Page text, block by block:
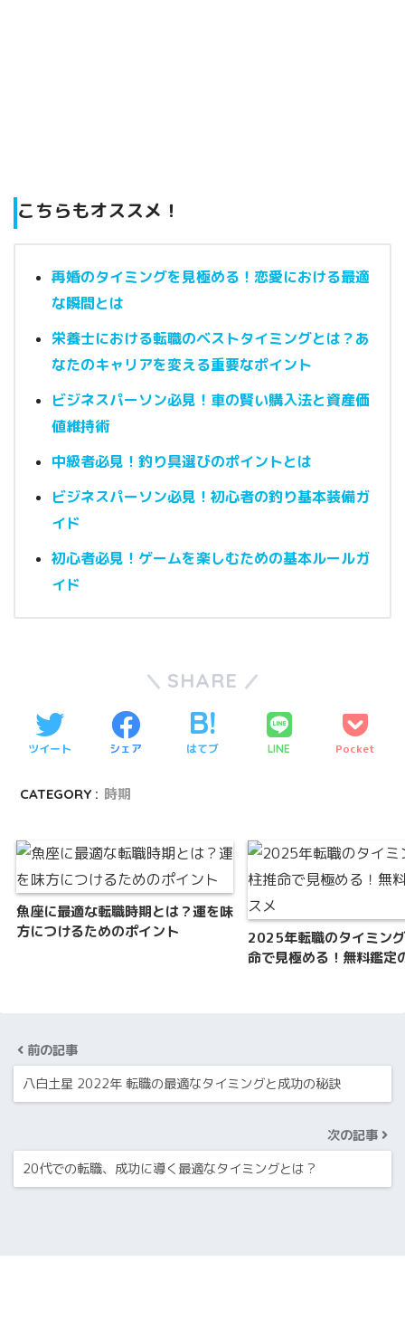
こちらもオススメ！
再婚のタイミングを見極める！恋愛における最適
な瞬間とは
栄養士における転職のベストタイミングとは？あ
なたのキャリアを変える重要なポイント
ビジネスパーソン必見！車の賢い購入法と資産価
値維持術
中級者必見！釣り具選びのポイントとは
ビジネスパーソン必見！初心者の釣り基本装備ガ
イド
初心者必見！ゲームを楽しむための基本ルールガ
イド
SHARE
ツイート シェア はてブ LINE Pocket
CATEGORY : 時期
魚座に最適な転職時期とは？運を味
方につけるためのポイント
2025年転職のタイミン
命で見極める！無料鑑定
前の記事
八白土星 2022年 転職の最適なタイミングと成功の秘訣
次の記事
20代での転職、成功に導く最適なタイミングとは？